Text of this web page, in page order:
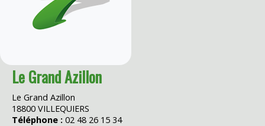
Le Grand Azillon
Le Grand Azillon
18800 VILLEQUIERS
Téléphone : 02 48 26 15 34